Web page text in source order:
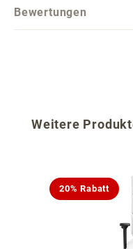
Bewertungen
Produktgalerie
Weitere
20% Rabatt